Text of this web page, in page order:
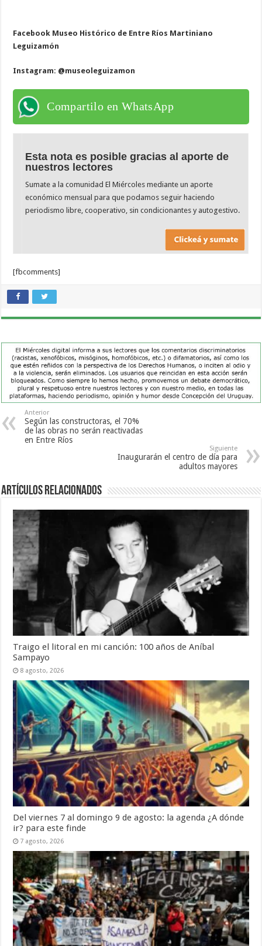
Facebook Museo Histórico de Entre Ríos Martiniano
Leguizamón
Instagram: @museoleguizamon
Compartilo en WhatsApp
Esta nota es posible gracias al aporte de
nuestros lectores
Sumate a la comunidad El Miércoles mediante un aporte
económico mensual para que podamos seguir haciendo
periodismo libre, cooperativo, sin condicionantes y autogestivo.
[fbcomments]
Anterior
Según las constructoras, el 70%
de las obras no serán reactivadas
en Entre Ríos
Siguiente
Inaugurarán el centro de día para
adultos mayores
Artículos Relacionados
Traigo el litoral en mi canción: 100 años de Aníbal
Sampayo
8 agosto, 2026
Del viernes 7 al domingo 9 de agosto: la agenda ¿A dónde
ir? para este finde
7 agosto, 2026